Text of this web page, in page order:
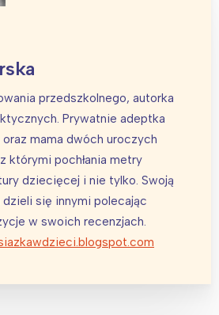
przedszkolnego, autorka
Prywatnie adeptka
mama dwóch uroczych
którymi pochłania metry
dziecięcej i nie tylko. Swoją
się innymi polecając
w swoich recenzjach.